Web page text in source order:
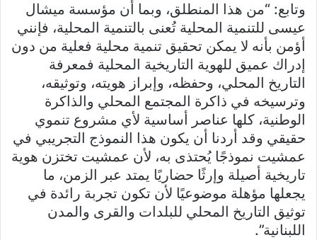
وتابع: “من هذا المنطلق، وبما أن مؤسسة ميشال
عيسى للتنمية المحلية تُعنى بالتنمية المحلية، فإنني
أؤمن بأنه لا يمكن تحقيق تنمية محلية فعلية من دون
إدراك عميق للهوية التاريخية المحلية فمعرفة
التاريخ المحلي، وحفظه، وإبراز هويته، وتوثيقه،
وترسيخه في ذاكرة المجتمع المحلي والذاكرة
الوطنية، كلها عناصر أساسية لأي مشروع تنموي
حقيقي وقد أردنا أن يكون هذا النموذج التجريبي في
عمشيت نموذجًا يُحتذى به، لأن عمشيت تختزن هوية
تاريخية أصيلة وإرثًا حضاريًا يمتد عبر الزمن، ما
يجعلها مؤهلة موضوعيًا لأن تكون تجربة رائدة في
توثيق التاريخ المحلي للبلدات والقرى والمدن
اللبنانية”.